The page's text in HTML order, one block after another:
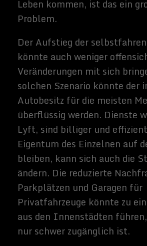
Doch auch der Aufstieg selbstfahrender
Autos birgt Gefahren. Eine vollständige
Einführung dieser Technologie würde
führen, die möglicherweise zu
Massenarbeitslosigkeit führen und die
Löhne drücken würde - zumindest
kurzfristig, bevor Umschulungen oder
andere Beschäftigungen möglich sind.
Fahrerlose Autos können auch anfällig für
sabotiert oder kooptiert ein einzelnes Auto,
aber ernstere Angriffe auf ein solches
System können ganze Flotten deaktivieren.
Schlimmer noch, solche Angriffe könnten
absichtlich zu großen Unfällen führen,
oder auf andere Weise die Fahrzeuge selbst
Augmented-Reality
Wie selbstfahrende Autos ist auch die
Augmented-Reality-Technologie schon da.